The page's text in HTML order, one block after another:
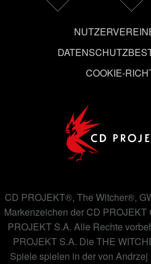
ändern kannst.
COOKIE-
CD PROJEKT®, The Witcher®,
Markenzeichen der CD
PROJEKT S.A. Alle Rechte
PROJEKT S.A. Die THE
Spiele spielen in der von